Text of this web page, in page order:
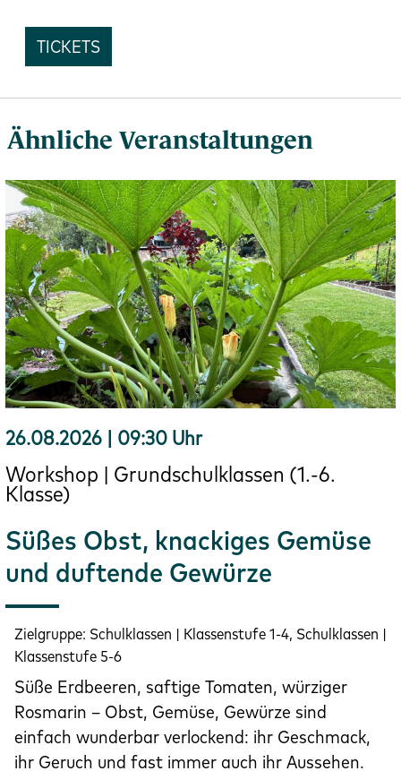
TICKETS
Ähnliche Veranstaltungen
26.08.2026 | 09:30 Uhr
Workshop | Grundschulklassen (1.-6.
Klasse)
Süßes Obst, knackiges Gemüse
und duftende Gewürze
Zielgruppe: Schulklassen | Klassenstufe 1-4, Schulklassen |
Klassenstufe 5-6
Süße Erdbeeren, saftige Tomaten, würziger
Rosmarin – Obst, Gemüse, Gewürze sind
einfach wunderbar verlockend: ihr Geschmack,
ihr Geruch und fast immer auch ihr Aussehen.